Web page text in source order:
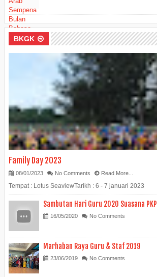
BKGK
Family Day 2023
08/01/2023 No Comments Read More...
Tempat : Lotus SeaviewTarikh : 6 - 7 januari 2023
Sambutan Hari Guru 2020 Suasana PKP
16/05/2020 No Comments
Marhaban Raya Guru & Staf 2019
23/06/2019 No Comments